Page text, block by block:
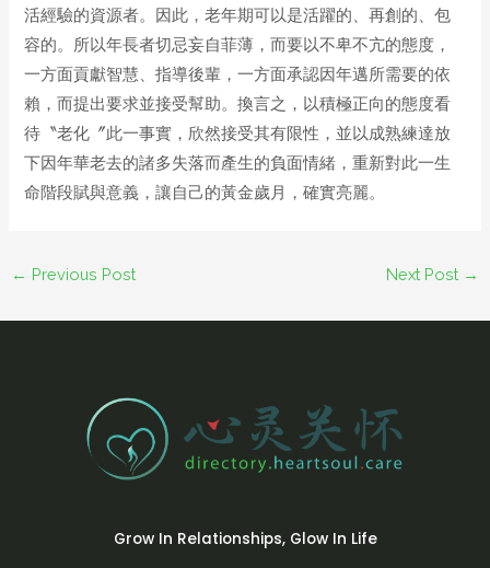
活經驗的資源者。因此，老年期可以是活躍的、再創的、包
容的。所以年長者切忌妄自菲薄，而要以不卑不亢的態度，
一方面貢獻智慧、指導後輩，一方面承認因年邁所需要的依
賴，而提出要求並接受幫助。換言之，以積極正向的態度看
待〝老化〞此一事實，欣然接受其有限性，並以成熟練達放
下因年華老去的諸多失落而產生的負面情緒，重新對此一生
命階段賦與意義，讓自己的黃金歲月，確實亮麗。
← Previous Post Next Post →
Grow In Relationships, Glow In Life